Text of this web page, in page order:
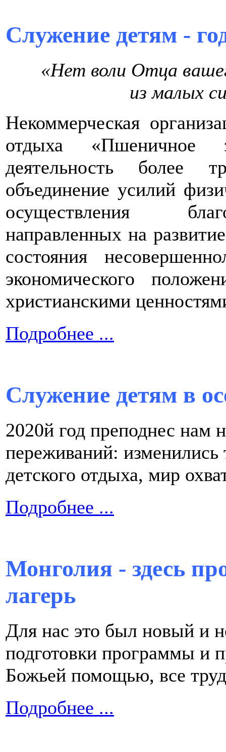
Служение детям -
«Нет воли Отца
из малых
Некоммерческая
отдыха «Пшеничное
деятельность более
объединение усилий
осуществления
направленных на
состояния
экономического
христианскими
Подробнее ...
Служение детям в
2020й год преподнес нам
переживаний: изменились
детского отдыха, мир
Подробнее ...
Монголия - здесь
лагерь
Для нас это был новый и
подготовки программы и
Божьей помощью, все
Подробнее ...